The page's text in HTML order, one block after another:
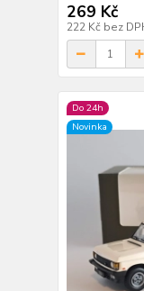
269 Kč
222 Kč bez
Do 24h
Novinka